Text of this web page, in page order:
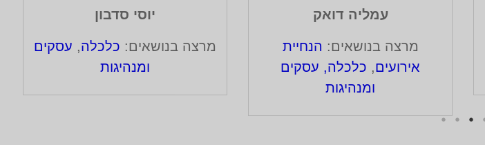
יוסי סדבון
מרצה בנושאים: כלכלה, עסקים
ומנהיגות
עמליה דואק
מרצה בנושאים: הנחיית
אירועים, כלכלה, עסקים
ומנהיגות